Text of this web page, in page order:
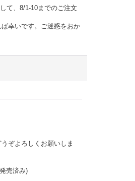
て、8/1-10までのご注文
幸いです。ご迷惑をおか
ぞよろしくお願いしま
売済み)